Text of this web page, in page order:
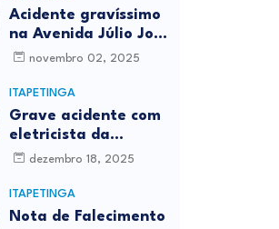
Acidente gravíssimo
na Avenida Júlio José
Rodrigues deixa um
novembro 02, 2025
ITAPETINGA
Grave acidente com
eletricista da
Prefeitura é
Itapetinga
dezembro 18, 2025
ITAPETINGA
Nota de Falecimento